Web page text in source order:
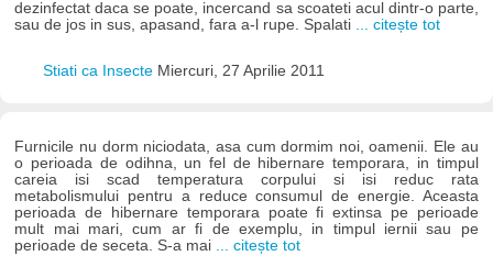
dezinfectat daca se poate, incercand sa scoateti acul dintr-o parte,
sau de jos in sus, apasand, fara a-l rupe. Spalati
... citește tot
Stiati ca Insecte Miercuri, 27 Aprilie 2011
Furnicile nu dorm niciodata, asa cum dormim noi, oamenii. Ele au
o perioada de odihna, un fel de hibernare temporara, in timpul
careia isi scad temperatura corpului si isi reduc rata
metabolismului pentru a reduce consumul de energie. Aceasta
perioada de hibernare temporara poate fi extinsa pe perioade
mult mai mari, cum ar fi de exemplu, in timpul iernii sau pe
perioade de seceta. S-a mai ... citește tot